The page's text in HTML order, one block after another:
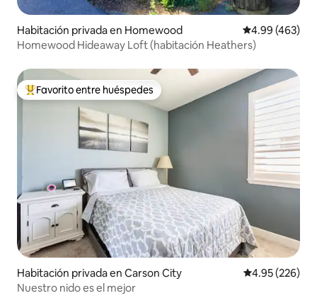
Habitación privada en Homewood Calificación
4.99 (463)
Homewood Hideaway Loft (habitación Heathers)
De los mejores en Favorito entre huéspedes
Favorito entre huéspedes
Habitación privada en Carson City Calificación
4.95 (226)
Nuestro nido es el mejor